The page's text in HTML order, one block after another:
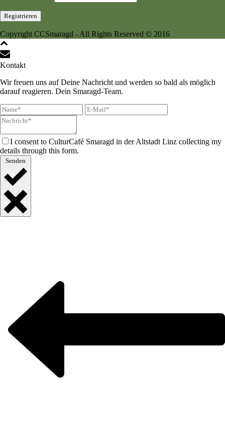
Copyright CCSmaragd - All Rights Reserved © 2016
Kontakt
Wir freuen uns auf Deine Nachricht und werden so bald als möglich
darauf reagieren. Dein Smaragd-Team.
I consent to CulturCafé Smaragd in der Altstadt Linz collecting my
details through this form.
Senden